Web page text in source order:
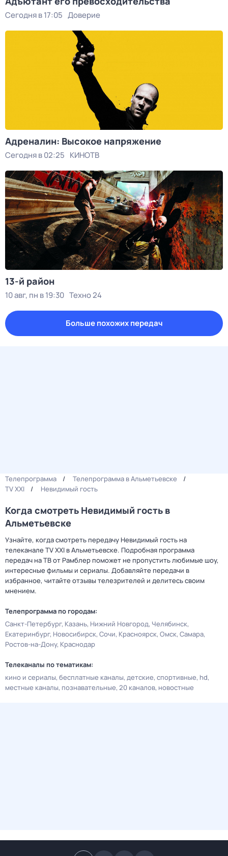
Сегодня в 17:05 Доверие
Адреналин: Высокое напряжение
Сегодня в 02:25 КИНОТВ
13-й район
10 авг, пн в 19:30 Техно 24
Больше похожих передач
Телепрограмма
Телепрограмма в Альметьевске
TV XXI
Невидимый гость
Когда смотреть Невидимый гость в
Альметьевске
Узнайте, когда смотреть передачу Невидимый гость на
телеканале TV XXI в Альметьевске. Подробная программа
передач на ТВ от Рамблер поможет не пропустить любимые шоу,
интересные фильмы и сериалы. Добавляйте передачи в
избранное, читайте отзывы телезрителей и делитесь своим
мнением.
Телепрограмма по городам:
Санкт-Петербург Казань Нижний Новгород Челябинск
Екатеринбург Новосибирск Сочи Красноярск Омск Самара
Ростов-на-Дону Краснодар
Телеканалы по тематикам:
кино и сериалы бесплатные каналы детские спортивные hd
местные каналы познавательные 20 каналов новостные